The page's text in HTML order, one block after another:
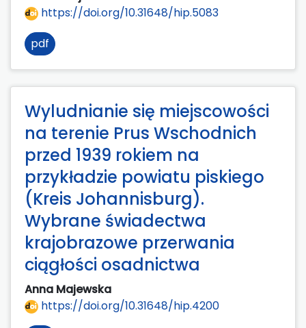
https://doi.org/10.31648/hip.5083
pdf
Wyludnianie się miejscowości
na terenie Prus Wschodnich
przed 1939 rokiem na
przykładzie powiatu piskiego
(Kreis Johannisburg).
Wybrane świadectwa
krajobrazowe przerwania
ciągłości osadnictwa
Anna Majewska
https://doi.org/10.31648/hip.4200